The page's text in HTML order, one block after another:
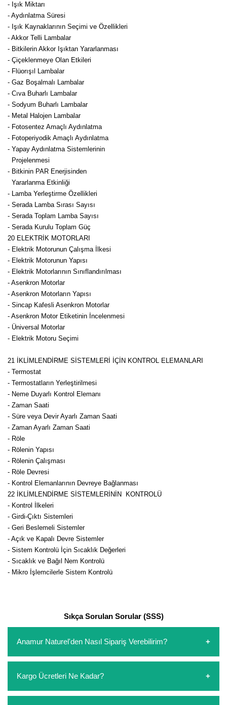
- Işık Miktarı
- Aydınlatma Süresi
- Işık Kaynaklarının Seçimi ve Özellikleri
- Akkor Telli Lambalar
- Bitkilerin Akkor Işıktan Yararlanması
- Çiçeklenmeye Olan Etkileri
- Flüorışıl Lambalar
- Gaz Boşalmalı Lambalar
- Cıva Buharlı Lambalar
- Sodyum Buharlı Lambalar
- Metal Halojen Lambalar
- Fotosentez Amaçlı Aydınlatma
- Fotoperiyodik Amaçlı Aydınlatma
- Yapay Aydınlatma Sistemlerinin
Projelenmesi
- Bitkinin PAR Enerjisinden
Yararlanma Etkinliği
- Lamba Yerleştirme Özellikleri
- Serada Lamba Sırası Sayısı
- Serada Toplam Lamba Sayısı
- Serada Kurulu Toplam Güç
20 ELEKTRİK MOTORLARI
- Elektrik Motorunun Çalışma İlkesi
- Elektrik Motorunun Yapısı
- Elektrik Motorlarının Sınıflandırılması
- Asenkron Motorlar
- Asenkron Motorların Yapısı
- Sincap Kafesli Asenkron Motorlar
- Asenkron Motor Etiketinin İncelenmesi
- Üniversal Motorlar
- Elektrik Motoru Seçimi
21 İKLİMLENDİRME SİSTEMLERİ İÇİN KONTROL ELEMANLARI
- Termostat
- Termostatların Yerleştirilmesi
- Neme Duyarlı Kontrol Elemanı
- Zaman Saati
- Süre veya Devir Ayarlı Zaman Saati
- Zaman Ayarlı Zaman Saati
- Röle
- Rölenin Yapısı
- Rölenin Çalışması
- Röle Devresi
- Kontrol Elemanlarının Devreye Bağlanması
22 İKLİMLENDİRME SİSTEMLERİNİN KONTROLÜ
- Kontrol İlkeleri
- Girdi-Çıktı Sistemleri
- Geri Beslemeli Sistemler
- Açık ve Kapalı Devre Sistemler
- Sistem Kontrolü İçin Sıcaklık Değerleri
- Sıcaklık ve Bağıl Nem Kontrolü
- Mikro İşlemcilerle Sistem Kontrolü
Sıkça Sorulan Sorular (SSS)
Anamur Naturel'den Nasıl Sipariş Verebilirim?
oluşturarak,iletişim numaralarımızdan bizi arayarak veya
whatsapp hattımızdan bizlere isteklerinizi yazarak sipariş
Kargo Ücretleri Ne Kadar?